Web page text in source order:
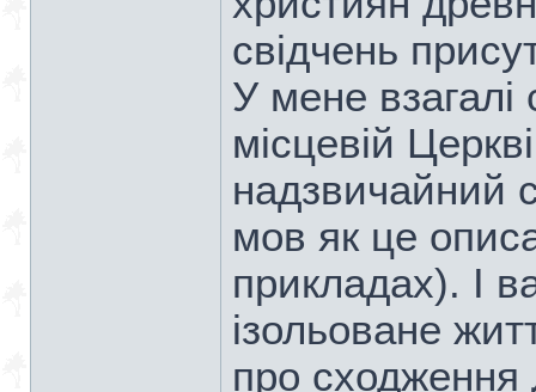
свідчень
У мене
місцевій
надзвичайний
мов як це
прикладах). І
ізольоване
про сходження